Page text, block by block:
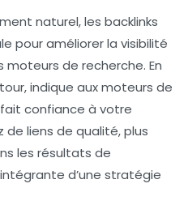
naturel, les backlinks
pour améliorer la visibilité
moteurs de recherche. En
indique aux moteurs de
confiance à votre
de liens de qualité, plus
les résultats de
d’une stratégie